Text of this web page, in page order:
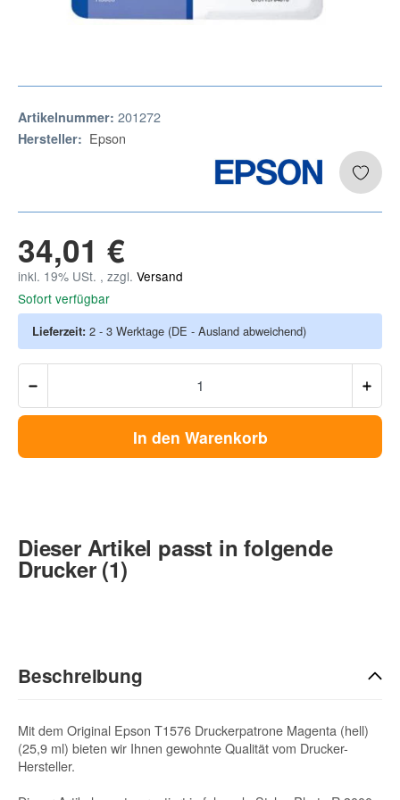
Artikelnummer: 201272
Hersteller: Epson
34,01 €
inkl. 19% USt. , zzgl. Versand
Sofort verfügbar
Lieferzeit: 2 - 3 Werktage (DE - Ausland abweichend)
In den Warenkorb
Dieser Artikel passt in folgende
Drucker (1)
Beschreibung
Mit dem Original Epson T1576 Druckerpatrone Magenta (hell)
(25,9 ml) bieten wir Ihnen gewohnte Qualität vom Drucker-
Hersteller.